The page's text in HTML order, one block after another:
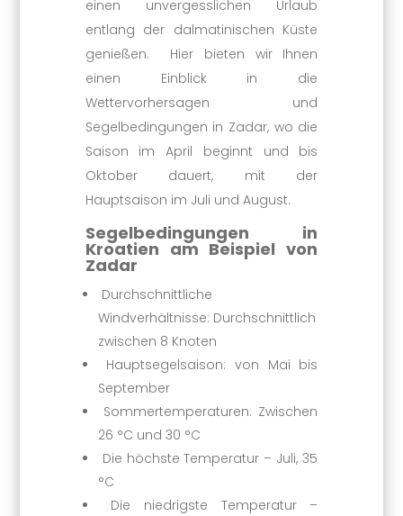
einen unvergesslichen Urlaub
entlang der dalmatinischen Küste
genießen. Hier bieten wir Ihnen
einen Einblick in die
Wettervorhersagen und
Segelbedingungen in Zadar, wo die
Saison im April beginnt und bis
Oktober dauert, mit der
Hauptsaison im Juli und August.
Segelbedingungen in
Kroatien am Beispiel von
Zadar
Durchschnittliche
Windverhältnisse: Durchschnittlich
zwischen 8 Knoten
Hauptsegelsaison: von Mai bis
September
Sommertemperaturen: Zwischen
26 °C und 30 °C
Die höchste Temperatur – Juli, 35
°C
Die niedrigste Temperatur –